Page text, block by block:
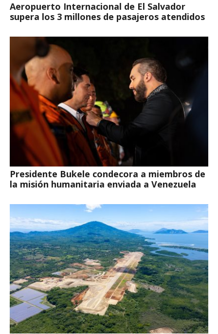
Aeropuerto Internacional de El Salvador
supera los 3 millones de pasajeros atendidos
Presidente Bukele condecora a miembros de
la misión humanitaria enviada a Venezuela